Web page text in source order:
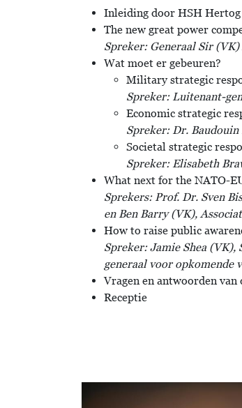
Inleiding door HSH
The new great power
Spreker: Generaal Sir
Wat moet er gebeuren?
Military strategic
Spreker: Luitenant-
Economic strategic
Spreker: Dr.
Societal strategic
Spreker: Elisabeth
What next for the NATO-
Sprekers: Prof. Dr. Sven
en Ben Barry (VK),
How to raise public
Spreker: Jamie Shea
generaal voor opkomende
Vragen en antwoorden
Receptie